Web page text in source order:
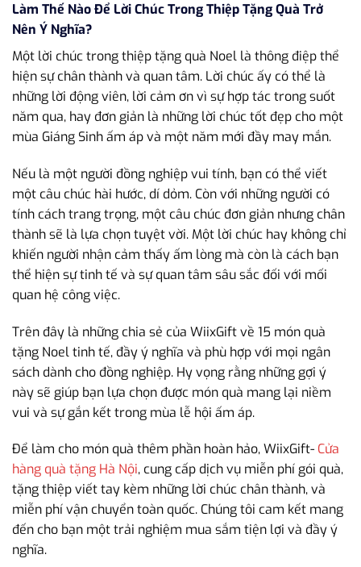
Làm Thế Nào Để Lời Chúc Trong Thiệp Tặng Quà Trở
Nên Ý Nghĩa?
Một lời chúc trong thiệp tặng quà Noel là thông điệp thể
hiện sự chân thành và quan tâm. Lời chúc ấy có thể là
những lời động viên, lời cảm ơn vì sự hợp tác trong suốt
năm qua, hay đơn giản là những lời chúc tốt đẹp cho một
mùa Giáng Sinh ấm áp và một năm mới đầy may mắn.
Nếu là một người đồng nghiệp vui tính, bạn có thể viết
một câu chúc hài hước, dí dỏm. Còn với những người có
tính cách trang trọng, một câu chúc đơn giản nhưng chân
thành sẽ là lựa chọn tuyệt vời. Một lời chúc hay không chỉ
khiến người nhận cảm thấy ấm lòng mà còn là cách bạn
thể hiện sự tinh tế và sự quan tâm sâu sắc đối với mối
quan hệ công việc.
Trên đây là những chia sẻ của WiixGift về 15 món quà
tặng Noel tinh tế, đầy ý nghĩa và phù hợp với mọi ngân
sách dành cho đồng nghiệp. Hy vọng rằng những gợi ý
này sẽ giúp bạn lựa chọn được món quà mang lại niềm
vui và sự gắn kết trong mùa lễ hội ấm áp.
Để làm cho món quà thêm phần hoàn hảo, WiixGift- Cửa
hàng quà tặng Hà Nội, cung cấp dịch vụ miễn phí gói quà,
tặng thiệp viết tay kèm những lời chúc chân thành, và
miễn phí vận chuyển toàn quốc. Chúng tôi cam kết mang
đến cho bạn một trải nghiệm mua sắm tiện lợi và đầy ý
nghĩa.